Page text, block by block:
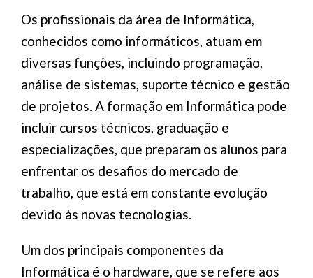
Os profissionais da área de Informática,
conhecidos como informáticos, atuam em
diversas funções, incluindo programação,
análise de sistemas, suporte técnico e gestão
de projetos. A formação em Informática pode
incluir cursos técnicos, graduação e
especializações, que preparam os alunos para
enfrentar os desafios do mercado de
trabalho, que está em constante evolução
devido às novas tecnologias.
Um dos principais componentes da
Informática é o hardware, que se refere aos